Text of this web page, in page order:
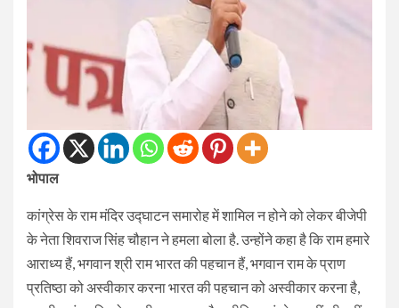
भोपाल
कांग्रेस के राम मंदिर उद्घाटन समारोह में शामिल न होने को लेकर बीजेपी
के नेता शिवराज सिंह चौहान ने हमला बोला है. उन्होंने कहा है कि राम हमारे
आराध्य हैं, भगवान श्री राम भारत की पहचान हैं, भगवान राम के प्राण
प्रतिष्ठा को अस्वीकार करना भारत की पहचान को अस्वीकार करना है,